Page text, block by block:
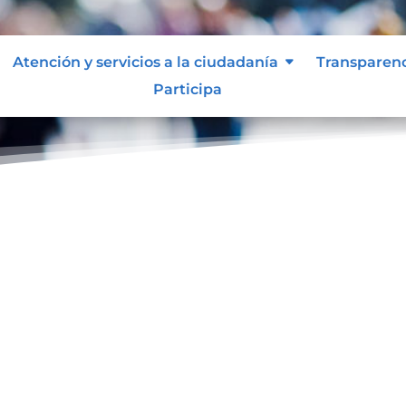
Atención y servicios a la ciudadanía
Participa